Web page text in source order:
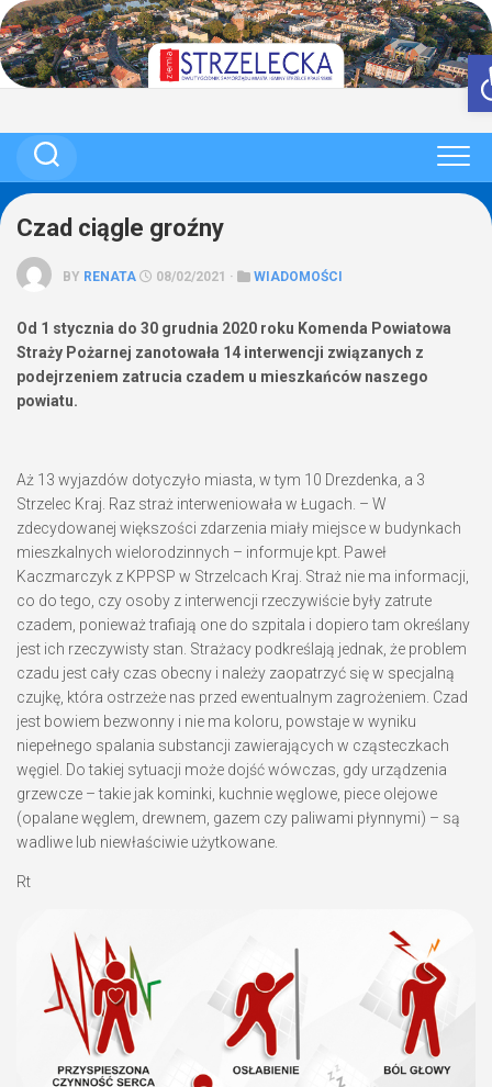
Skip
to
content
Czad ciągle groźny
BY RENATA 08/02/2021 · WIADOMOŚCI
Od 1 stycznia do 30 grudnia 2020 roku Komenda Powiatowa
Straży Pożarnej zanotowała 14 interwencji związanych z
podejrzeniem zatrucia czadem u mieszkańców naszego
powiatu.
Aż 13 wyjazdów dotyczyło miasta, w tym 10 Drezdenka, a 3
Strzelec Kraj. Raz straż interweniowała w Ługach. – W
zdecydowanej większości zdarzenia miały miejsce w budynkach
mieszkalnych wielorodzinnych – informuje kpt. Paweł
Kaczmarczyk z KPPSP w Strzelcach Kraj. Straż nie ma informacji,
co do tego, czy osoby z interwencji rzeczywiście były zatrute
czadem, ponieważ trafiają one do szpitala i dopiero tam określany
jest ich rzeczywisty stan. Strażacy podkreślają jednak, że problem
czadu jest cały czas obecny i należy zaopatrzyć się w specjalną
czujkę, która ostrzeże nas przed ewentualnym zagrożeniem. Czad
jest bowiem bezwonny i nie ma koloru, powstaje w wyniku
niepełnego spalania substancji zawierających w cząsteczkach
węgiel. Do takiej sytuacji może dojść wówczas, gdy urządzenia
grzewcze – takie jak kominki, kuchnie węglowe, piece olejowe
(opalane węglem, drewnem, gazem czy paliwami płynnymi) – są
wadliwe lub niewłaściwie użytkowane.
Rt